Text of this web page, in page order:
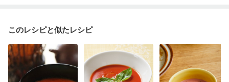
このレシピと似たレシピ